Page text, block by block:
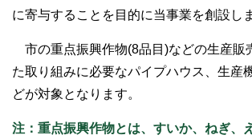
に寄与することを目的に当事業を創設し
市の重点振興作物(8品目)などの生産販
た取り組みに必要なパイプハウス、生産
どが対象となります。
注：重点振興作物とは、すいか、ねぎ、